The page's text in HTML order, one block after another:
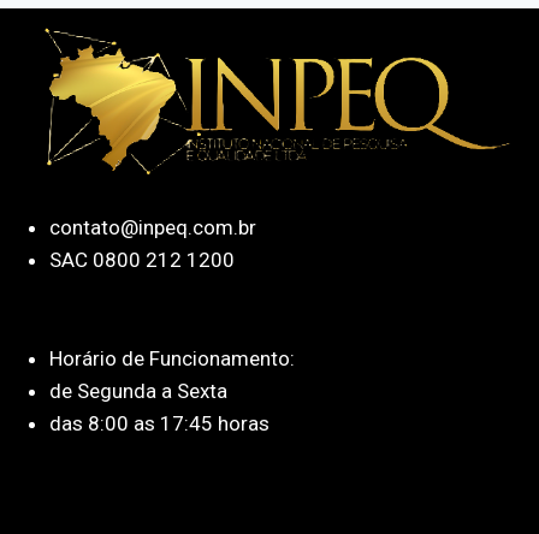
contato@inpeq.com.br
SAC 0800 212 1200
Horário de Funcionamento:
de Segunda a Sexta
das 8:00 as 17:45 horas